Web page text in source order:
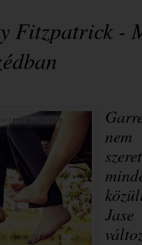
Fitzpatrick -